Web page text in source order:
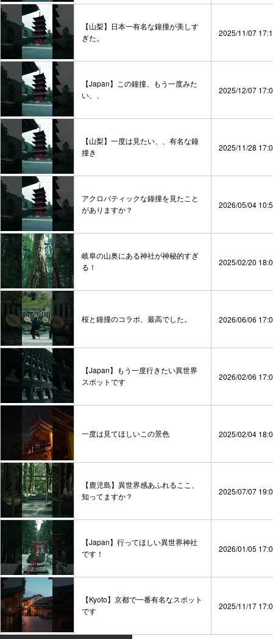
【山梨】日本一有名な鐘撞が美しす
ぎた。
2025/11/07
【Japan】この鐘撞、もう一度みた
い、、
2025/12/07
【山梨】一度は見たい、、有名な鐘
撞き
2025/11/28
アクロバティックな鐘撞を見たこと
がありますか？
2026/05/04
岐阜の山奥にある神社が神秘的すぎ
る！
2025/02/20
桜と鐘撞のコラボ、最高でした。 2026/06/06
【Japan】もう一度行きたい異世界
スポットです
2026/02/06
一度は見てほしいこの景色 2025/02/04
【鹿児島】異世界感あふれるここ、
知ってますか？
2025/07/07
【Japan】行ってほしい異世界神社
です！
2026/01/05
【Kyoto】京都で一番有名なスポット
です
2025/11/17